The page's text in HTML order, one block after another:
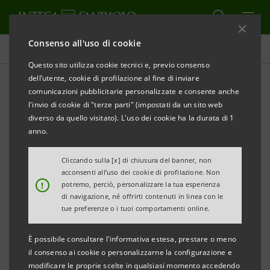
Consenso all'uso di cookie
Questo sito utilizza cookie tecnici e, previo consenso
dell’utente, cookie di profilazione al fine di inviare
comunicazioni pubblicitarie personalizzate e consente anche
l'invio di cookie di "terze parti" (impostati da un sito web
diverso da quello visitato). L'uso dei cookie ha la durata di 1
anno.
!
Cliccando sulla [x] di chiusura del banner, non
acconsenti all’uso dei cookie di profilazione. Non
potremo, perciò, personalizzare la tua esperienza
di navigazione, né offrirti contenuti in linea con le
tue preferenze o i tuoi comportamenti online.
È possibile consultare l'informativa estesa, prestare o meno
il consenso ai cookie o personalizzarne la configurazione e
modificare le proprie scelte in qualsiasi momento accedendo
Supporto alla transizione ESG
Finanziamenti e servizi per
un'economia sostenibile,
green e circular
STAMPA AGGIORNA
Per dare impulso e sostegno alla transizione
sostenibile, Intesa Sanpaolo ha sviluppato